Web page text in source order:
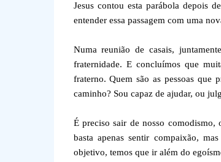
Jesus contou esta parábola depois
entender essa passagem com uma
Numa reunião de casais,
fraternidade. E concluímos que
fraterno. Quem são as pessoas que
caminho? Sou capaz de ajudar, ou
É preciso sair de nosso
basta apenas sentir compaixão,
objetivo, temos que ir além do